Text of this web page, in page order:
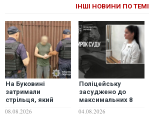
ІНШІ НОВИНИ ПО ТЕМІ
На Буковині
затримали
стрільця, який
поранив двох
поліцейських і 11
08.08.2026
Поліцейську
засуджено до
максимальних 8
років ув’язнення за
ДТП у Прилуках, у
04.08.2026